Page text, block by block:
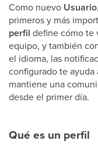
Como nuevo Usuario
primeros y más
perfil define cómo te
equipo, y también
el idioma, las
configurado te ayuda
mantiene una
desde el primer día.
Qué es un perfil